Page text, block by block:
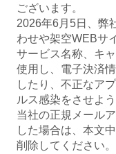
ございます。
2026年6月5日、弊
わせや架空WEBサ
サービス名称、キ
使用し、電子決済
したり、不正なア
ルス感染をさせよ
当社の正規メール
した場合は、本文
削除してください。